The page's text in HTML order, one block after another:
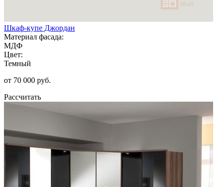
Шкаф-купе Джордан
Материал фасада:
МДФ
Цвет:
Темный
от 70 000 руб.
Рассчитать